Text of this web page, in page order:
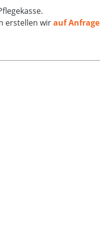
erstellen wirauf Anfrage